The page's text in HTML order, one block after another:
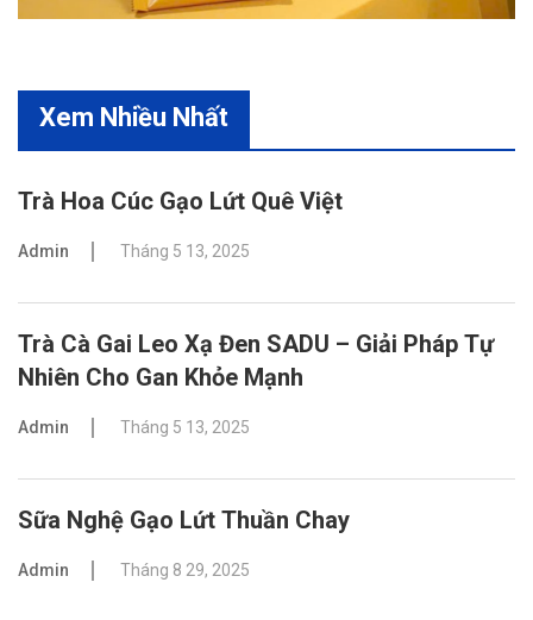
Xem Nhiều Nhất
Trà Hoa Cúc Gạo Lứt Quê Việt
Admin Tháng 5 13, 2025
Trà Cà Gai Leo Xạ Đen SADU – Giải Pháp Tự
Nhiên Cho Gan Khỏe Mạnh
Admin Tháng 5 13, 2025
Sữa Nghệ Gạo Lứt Thuần Chay
Admin Tháng 8 29, 2025